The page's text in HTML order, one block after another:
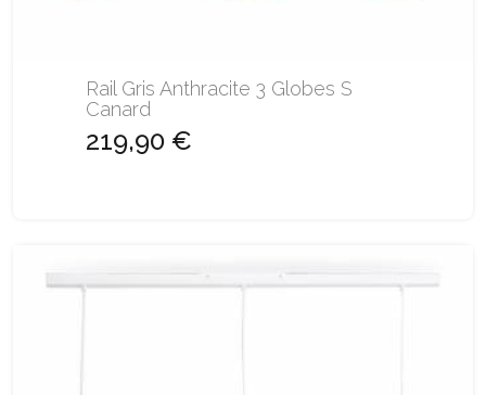
Rail Gris Anthracite 3 Globes S
Canard
219,90 €